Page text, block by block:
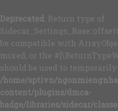
Deprecated : Return type of
be compatible with
mixed, or the
should be used to
/home/sptivn/
content/plugins/dmca-
badge/libraries/sidecar/